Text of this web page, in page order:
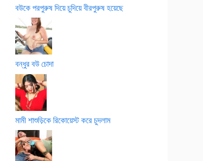
বউকে পরপুরুষ দিয়ে চুদিয়ে বীরপুরুষ হয়েছে
বন্ধুর বউ চোদা
মামী শাশুড়িকে রিকোয়েস্ট করে চুদলাম